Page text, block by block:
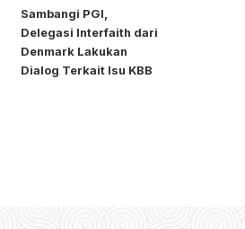
Sambangi PGI,
Delegasi Interfaith dari
Denmark Lakukan
Dialog Terkait Isu KBB